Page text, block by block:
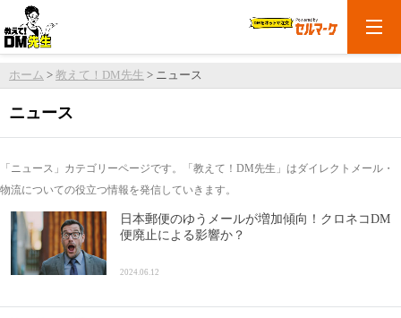
ホーム > 教えて！DM先生 > ニュース
ニュース
「ニュース」カテゴリーページです。「教えて！DM先生」はダイレクトメール・
物流についての役立つ情報を発信していきます。
日本郵便のゆうメールが増加傾向！クロネコDM
便廃止による影響か？
2024.06.12